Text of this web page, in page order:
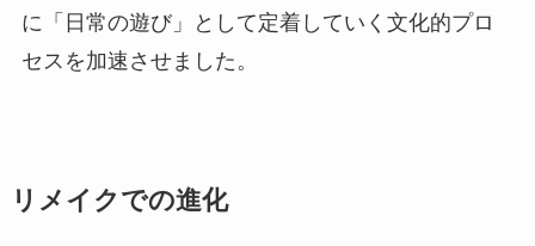
に「日常の遊び」として定着していく文化的プロ
セスを加速させました。
リメイクでの進化